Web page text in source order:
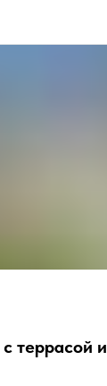
террасой